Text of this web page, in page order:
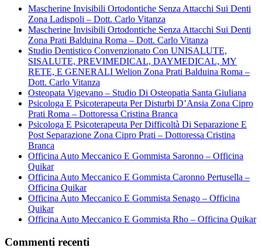
Mascherine Invisibili Ortodontiche Senza Attacchi Sui Denti
Zona Ladispoli – Dott. Carlo Vitanza
Mascherine Invisibili Ortodontiche Senza Attacchi Sui Denti
Zona Prati Balduina Roma – Dott. Carlo Vitanza
Studio Dentistico Convenzionato Con UNISALUTE,
SISALUTE, PREVIMEDICAL, DAYMEDICAL, MY
RETE, E GENERALI Welion Zona Prati Balduina Roma –
Dott. Carlo Vitanza
Osteopata Vigevano – Studio Di Osteopatia Santa Giuliana
Psicologa E Psicoterapeuta Per Disturbi D’Ansia Zona Cipro
Prati Roma – Dottoressa Cristina Branca
Psicologa E Psicoterapeuta Per Difficoltà Di Separazione E
Post Separazione Zona Cipro Prati – Dottoressa Cristina
Branca
Officina Auto Meccanico E Gommista Saronno – Officina
Quikar
Officina Auto Meccanico E Gommista Caronno Pertusella –
Officina Quikar
Officina Auto Meccanico E Gommista Senago – Officina
Quikar
Officina Auto Meccanico E Gommista Rho – Officina Quikar
Commenti recenti